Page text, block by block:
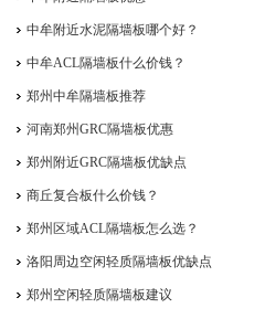
中牟附近水泥隔墙板哪个好？
中牟ACL隔墙板什么价钱？
郑州中牟隔墙板推荐
河南郑州GRC隔墙板优惠
郑州附近GRC隔墙板优缺点
商丘复合板什么价钱？
郑州区域ACL隔墙板怎么选？
洛阳周边空闲轻质隔墙板优缺点
郑州空闲轻质隔墙板建议